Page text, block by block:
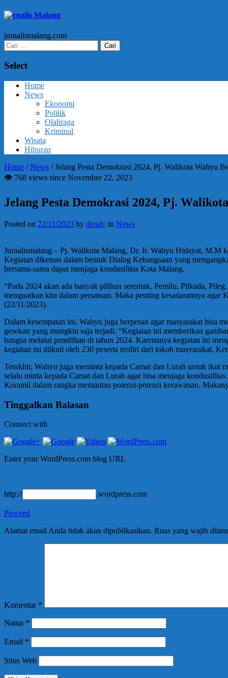
Jurnalis Malang
jurnalismalang.com
Cari
untuk:
Select
Home
News
Ekonomi
Politik
Olahraga
Kriminal
Wisata
Hiburan
Home /News /Jelang Pesta Demokrasi 2024, Pj. Walikota Wahyu
👁 768 views since November 22, 2023
Jelang Pesta Demokrasi 2024, Pj.
Posted on 22/11/2023 by dendy in News
Jurnalismalang – Pj. Walikota Malang, Dr. Ir. Wahyu Hidayat, M.M
Kegiatan dikemas dalam bentuk Dialog Kebangsaan yang
bersama-sama dapat menjaga kondusifitas Kota Malang.
“Pada 2024 akan ada banyak pilihan serentak, Pemilu, Pilkada,
menguatkan kita dalam persatuan. Maka penting kesadarannya
(22/11/2023).
Dalam kesempatan ini, Wahyu juga berpesan agar masyarakat bisa
gesekan yang mungkin saja terjadi. “Kegiatan ini memberikan
bangsa melalui pemilihan di tahun 2024. Karenanya kegiatan ini
kegiatan ini diikuti oleh 230 peserta terdiri dari tokoh masyarakat,
Terakhir, Wahyu juga meminta kepada Camat dan Lurah untuk ikut
selalu minta kepada Camat dan Lurah agar bisa menjaga
Koramil dalam rangka memantau potensi-potensi kerawanan.
Tinggalkan Balasan
Connect with
Enter your WordPress.com blog URL
http:// .wordpress.com
Proceed
Alamat email Anda tidak akan dipublikasikan. Ruas yang wajib
Komentar *
Nama *
Email *
Situs Web